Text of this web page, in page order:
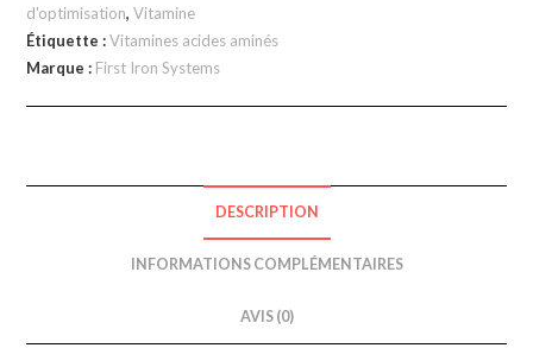
d'optimisation,Vitamine
Étiquette :Vitamines acides aminés
Marque : First Iron Systems
DESCRIPTION
INFORMATIONS COMPLÉMENTAIRES
AVIS (0)